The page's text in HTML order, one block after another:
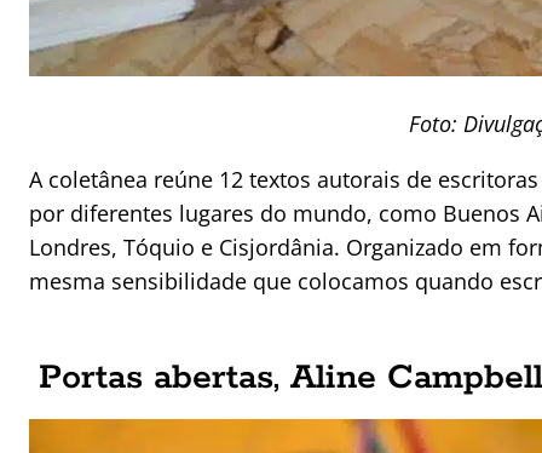
Foto:
A coletânea reúne 12 textos autorais de
por diferentes lugares do mundo, como Buenos
Londres, Tóquio e Cisjordânia. Organizado em
mesma sensibilidade que colocamos quando
Portas abertas, Aline Campbell